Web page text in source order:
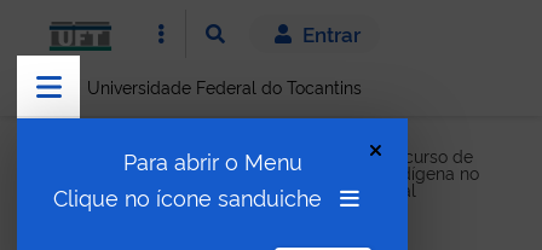
Entrar
Universidade Federal do Tocantins
Para abrir o Menu
Clique no ícone sanduiche
Notícias
UFT abre seleção para o curso de
Educação Intercultural Indígena no
Câmpus de Porto Nacional